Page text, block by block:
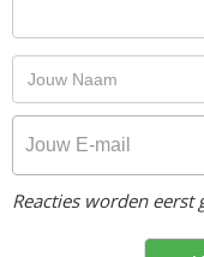
Reacties worden eerst